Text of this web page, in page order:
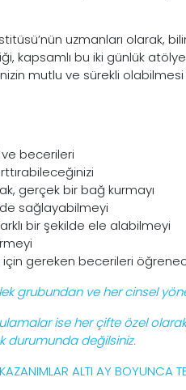
uzmanları olarak,
kapsamlı bu iki günlük
mutlu ve sürekli olabilmesi
becerileri
gerçek bir bağ kurmayı
sağlayabilmeyi
bir şekilde ele alabilmeyi
için gereken becerileri
grubundan ve her cinsel
ise her çifte özel
durumunda değilsiniz.
ALTI AY BOYUNCA